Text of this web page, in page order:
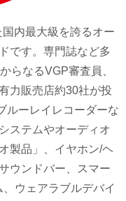
国内最大級を誇るオー
です。専門誌など多
らなるVGP審査員、
力販売店約30社が投
ルーレイレコーダーな
ステムやオーディオ
製品」、イヤホン/ヘ
ウンドバー、スマー
ウェアラブルデバイ